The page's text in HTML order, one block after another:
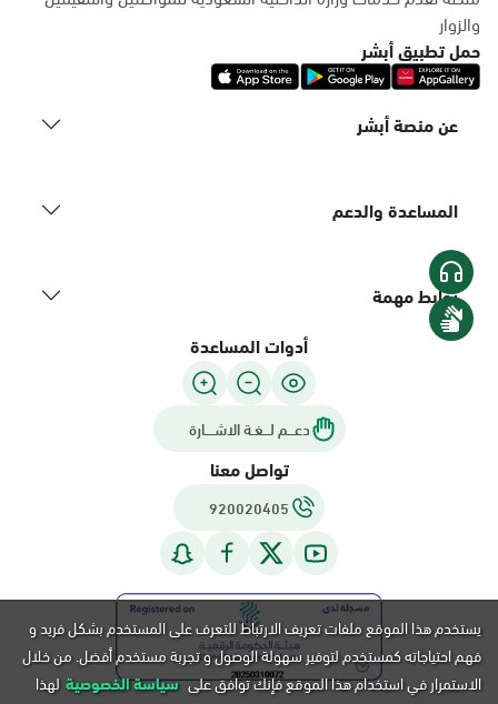
والزوار
حمل تطبيق أبشر
عن منصة أبشر
المساعدة والدعم
روابط مهمة
أدوات المساعدة
دعـــم لـــغـة الاشــــارة
تواصل معنا
920020405
يستخدم هذا الموقع ملفات تعريف الارتباط للتعرف على المستخدم بشكل فريد و
فهم احتياجاته كمستخدم لتوفير سهولة الوصول و تجربة مستخدم أفضل. من خلال
الاستمرار في استخدام هذا الموقع فإنك توافق على سياسة الخصوصية لهذا